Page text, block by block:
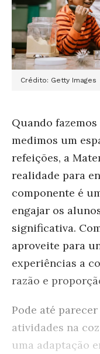
Crédito: Getty Images
Quando
medimos um
refeições, a
realidade para
componente é
engajar os
significativa.
aproveite para
experiências a
razão e
Pode até
atividades na
uma adaptação